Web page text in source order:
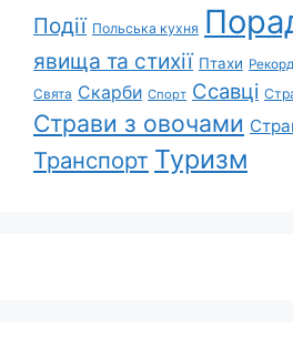
Події Польська кухня
явища та стихії Птахи
Свята Скарби Спорт Ссавці
Страви з овочами
Транспорт Туризм